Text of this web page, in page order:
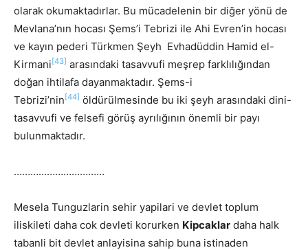
olarak okumaktadırlar. Bu mücadelenin bir diğer yönü de
Mevlana’nın hocası Şems’i Tebrizi ile Ahi Evren’in hocası
ve kayın pederi Türkmen Şeyh Evhadüddin Hamid el-
Kirmani [43] arasındaki tasavvufi meşrep farklılığından
doğan ihtilafa dayanmaktadır. Şems-i
Tebrizi’nin [44] öldürülmesinde bu iki şeyh arasındaki dini-
tasavvufi ve felsefi görüş ayrılığının önemli bir payı
bulunmaktadır.
……………………………
Mesela Tunguzlarin sehir yapilari ve devlet toplum
iliskileti daha cok devleti korurken Kipcaklar daha halk
tabanli bit devlet anlayisina sahip buna istinaden